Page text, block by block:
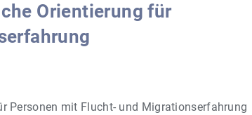
Orientierung für
Personen mit Flucht- und Migrationserfahrung